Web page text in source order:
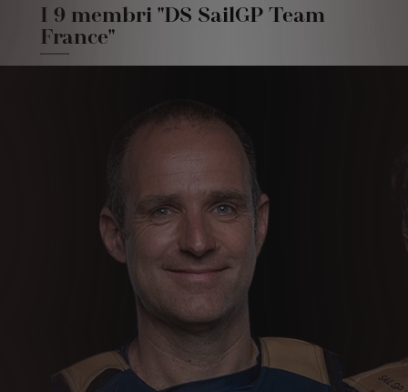
I 9 membri "DS SailGP Team
France"